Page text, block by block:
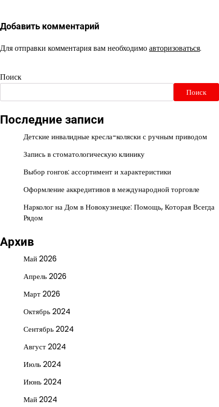
Добавить комментарий
Для отправки комментария вам необходимоавторизоваться.
Поиск
Поиск
Последние записи
Детские инвалидные кресла-коляски с ручным приводом
Запись в стоматологическую клинику
Выбор гонгов: ассортимент и характеристики
Оформление аккредитивов в международной торговле
Нарколог на Дом в Новокузнецке: Помощь, Которая Всегда
Рядом
Архив
Май 2026
Апрель 2026
Март 2026
Октябрь 2024
Сентябрь 2024
Август 2024
Июль 2024
Июнь 2024
Май 2024